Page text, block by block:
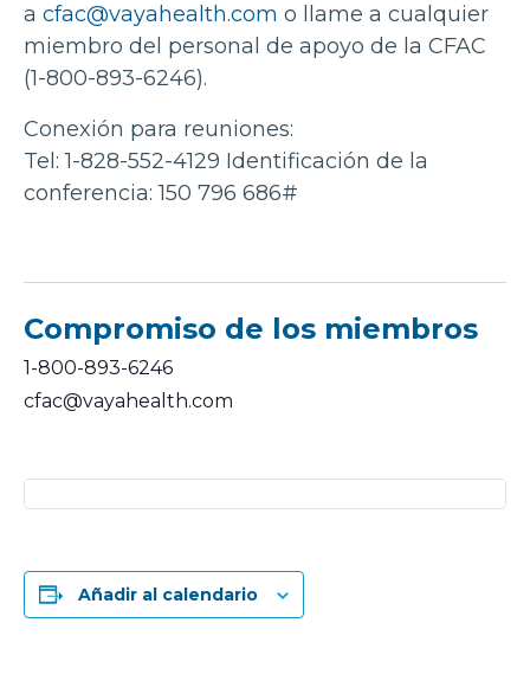
a cfac@vayahealth.com o llame a cualquier
miembro del personal de apoyo de la CFAC
(1-800-893-6246).
Conexión para reuniones:
Tel: 1-828-552-4129 Identificación de la
conferencia: 150 796 686#
Compromiso de los miembros
1-800-893-6246
cfac@vayahealth.com
Añadir al calendario